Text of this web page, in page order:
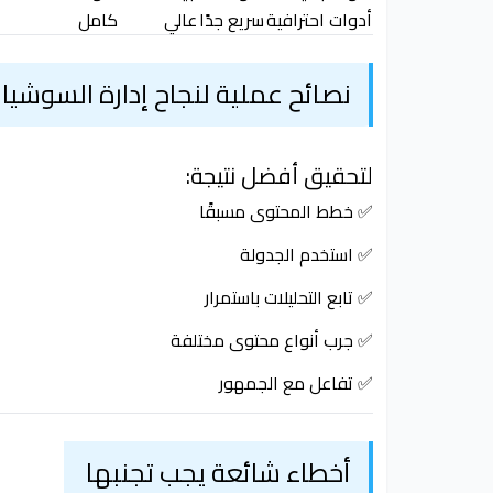
أدوات احترافيةسريع جدًاعالي كامل
نصائح عملية لنجاح إدارة
لتحقيق أفضل نتيجة:
✅ خطط المحتوى مسبقًا
✅ استخدم الجدولة
✅ تابع التحليلات باستمرار
✅ جرب أنواع محتوى مختلفة
✅ تفاعل مع الجمهور
أخطاء شائعة يجب تجنبها